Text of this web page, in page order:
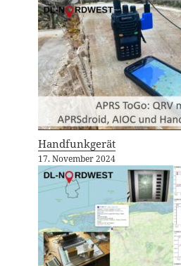
Handfunkgerät
17. November 2024